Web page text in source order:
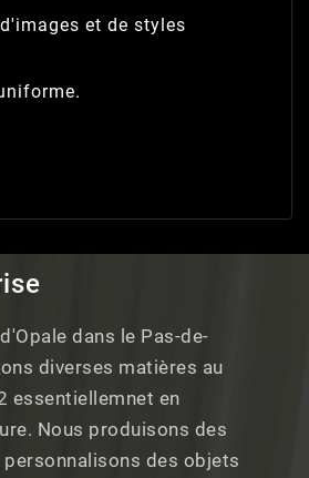
et de styles
dans le Pas-de-
diverses matières au
essentiellemnet en
Nous produisons des
des objets